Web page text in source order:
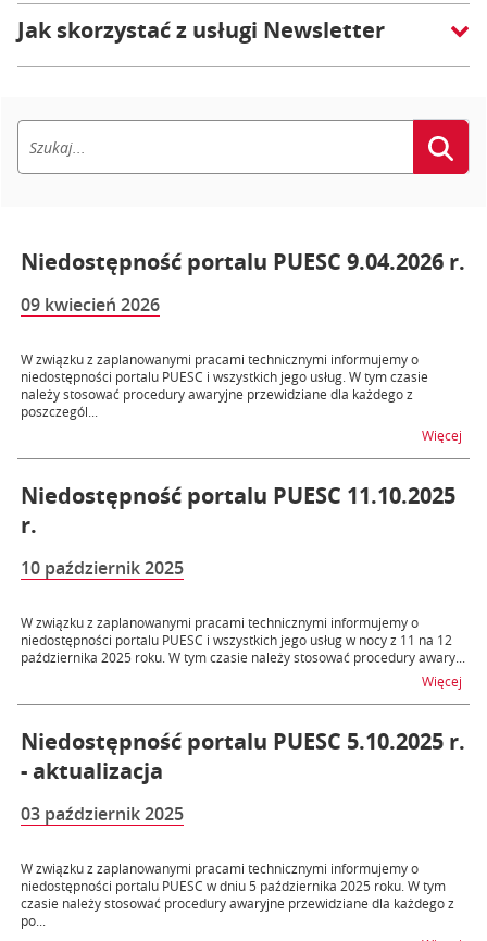
Jak skorzystać z usługi Newsletter
Niedostępność portalu PUESC 9.04.2026 r.
09 kwiecień 2026
W związku z zaplanowanymi pracami technicznymi informujemy o
niedostępności portalu PUESC i wszystkich jego usług. W tym czasie
należy stosować procedury awaryjne przewidziane dla każdego z
poszczegól...
Więcej
Niedostępność portalu PUESC 11.10.2025
r.
10 październik 2025
W związku z zaplanowanymi pracami technicznymi informujemy o
niedostępności portalu PUESC i wszystkich jego usług w nocy z 11 na 12
października 2025 roku. W tym czasie należy stosować procedury awary...
Więcej
Niedostępność portalu PUESC 5.10.2025 r.
- aktualizacja
03 październik 2025
W związku z zaplanowanymi pracami technicznymi informujemy o
niedostępności portalu PUESC w dniu 5 października 2025 roku. W tym
czasie należy stosować procedury awaryjne przewidziane dla każdego z
po...